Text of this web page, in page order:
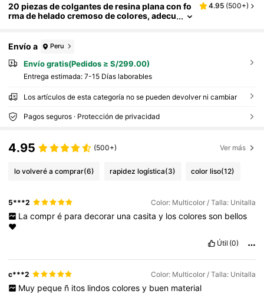
20 piezas de colgantes de resina plana con fo
rma de helado cremoso de colores, adecu
ooking, fabricación de joyas, colores aleatori
4.95 (500+)
Envío a Peru
Envío gratis(Pedidos ≥ S/299.00)
Entrega estimada: 7-15 Días laborables
Los artículos de esta categoría no se pueden devolver ni cambiar
Pagos seguros · Protección de privacidad
4.95 (500+) Ver más
lo volveré a comprar(6) rapidez logística(3) color liso(12)
5***2 Color: Multicolor / Talla: Unitalla
La compr é para decorar una casita y los colores son bellos
❤️
Útil (0)
c***2 Color: Multicolor / Talla: Unitalla
Muy peque ñ itos lindos colores y buen material